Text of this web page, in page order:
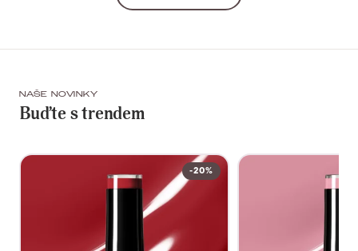
NAŠE NOVINKY
Buďte s trendem
-20%